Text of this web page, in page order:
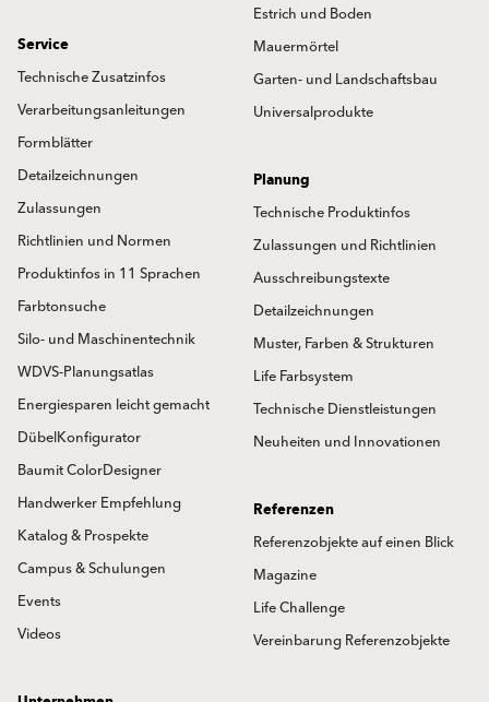
Estrich und Boden
Mauermörtel
Garten- und Landschaftsbau
Universalprodukte
Service
Technische Zusatzinfos
Verarbeitungsanleitungen
Formblätter
Detailzeichnungen
Zulassungen
Richtlinien und Normen
Produktinfos in 11 Sprachen
Farbtonsuche
Silo- und Maschinentechnik
WDVS-Planungsatlas
Energiesparen leicht gemacht
DübelKonfigurator
Baumit ColorDesigner
Handwerker Empfehlung
Katalog & Prospekte
Campus & Schulungen
Events
Videos
Planung
Technische Produktinfos
Zulassungen und Richtlinien
Ausschreibungstexte
Detailzeichnungen
Muster, Farben & Strukturen
Life Farbsystem
Technische Dienstleistungen
Neuheiten und Innovationen
Referenzen
Referenzobjekte auf einen Blick
Magazine
Life Challenge
Vereinbarung Referenzobjekte